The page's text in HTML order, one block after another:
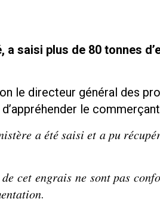
saisi plus de 80 tonnes
le directeur général des
le
𝑎 𝑒́𝑡𝑒́ 𝑠𝑎𝑖𝑠𝑖 𝑒𝑡 𝑎 𝑝𝑢
𝑐𝑒𝑡 𝑒𝑛𝑔𝑟𝑎𝑖𝑠 𝑛𝑒 𝑠𝑜𝑛𝑡 𝑝𝑎𝑠